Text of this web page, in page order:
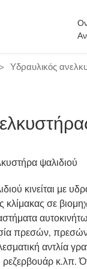
Υδραυλικός
ψαλιδιού
κινείται με
κλίμακας σε
πρεσών,
αντλία
ρεζερβουάρ κ.λπ.